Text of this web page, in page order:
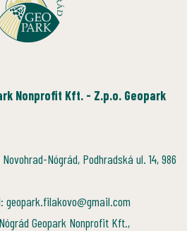
Nonprofit Kft. - Z.p.o. Geopark
Nógrád, Podhradská ul. 14, 986
geopark.filakovo@gmail.com
Geopark Nonprofit Kft.,